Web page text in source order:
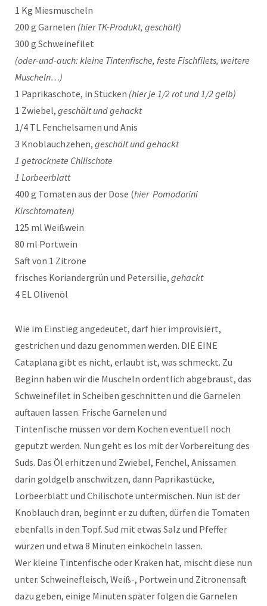
1 Kg Miesmuscheln
200 g Garnelen (hier TK-Produkt, geschält)
300 g Schweinefilet
(oder-und-auch: kleine Tintenfische, feste Fischfilets, weitere
Muscheln…)
1 Paprikaschote, in Stücken (hier je 1/2 rot und 1/2 gelb)
1 Zwiebel, geschält und gehackt
1/4 TL Fenchelsamen und Anis
3 Knoblauchzehen, geschält und gehackt
1 getrocknete Chilischote
1 Lorbeerblatt
400 g Tomaten aus der Dose (hier Pomodorini
Kirschtomaten)
125 ml Weißwein
80 ml Portwein
Saft von 1 Zitrone
frisches Koriandergrün und Petersilie, gehackt
4 EL Olivenöl
Wie im Einstieg angedeutet, darf hier improvisiert,
gestrichen und dazu genommen werden. DIE EINE
Cataplana gibt es nicht, erlaubt ist, was schmeckt. Zu
Beginn haben wir die Muscheln ordentlich abgebraust, das
Schweinefilet in Scheiben geschnitten und die Garnelen
auftauen lassen. Frische Garnelen und
Tintenfische müssen vor dem Kochen eventuell noch
geputzt werden. Nun geht es los mit der Vorbereitung des
Suds. Das Öl erhitzen und Zwiebel, Fenchel, Anissamen
darin goldgelb anschwitzen, dann Paprikastücke,
Lorbeerblatt und Chilischote untermischen. Nun ist der
Knoblauch dran, beginnt er zu duften, dürfen die Tomaten
ebenfalls in den Topf. Sud mit etwas Salz und Pfeffer
würzen und etwa 8 Minuten einköcheln lassen.
Wer kleine Tintenfische oder Kraken hat, mischt diese nun
unter. Schweinefleisch, Weiß-, Portwein und Zitronensaft
dazu geben, einige Minuten später folgen die Garnelen